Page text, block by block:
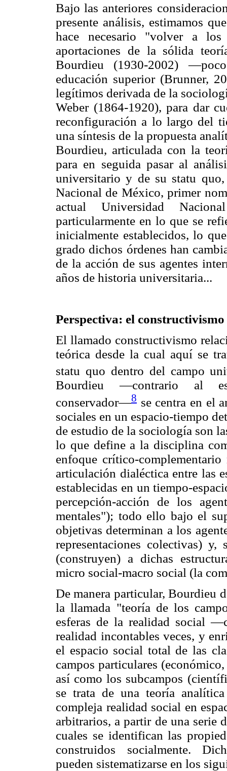
Bajo las anteriores
presente análisis, estimamos
hace necesario "volver a
aportaciones de la sólida
Bourdieu (1930-2002)
educación superior (Brunner,
legítimos derivada de la
Weber (1864-1920), para dar
reconfiguración a lo largo del
una síntesis de la propuesta
Bourdieu, articulada con la
para en seguida pasar al
universitario y de su statu
Nacional de México, primer
actual Universidad
particularmente en lo que se
inicialmente establecidos, lo
grado dichos órdenes han
de la acción de sus agentes
años de historia universitaria...
Perspectiva: el
El llamado constructivismo
teórica desde la cual aquí se
statu quo dentro del campo
Bourdieu —contrario al
conservador—8 se centra en el
sociales en un espacio-tiempo
de estudio de la sociología son
lo que define a la disciplina
enfoque crítico-
articulación dialéctica entre las
establecidas en un tiempo-
percepción-acción de los
mentales"); todo ello bajo el
objetivas determinan a los
representaciones colectivas) y,
(construyen) a dichas
micro social-macro social (la
De manera particular, Bourdieu
la llamada "teoría de los
esferas de la realidad social
realidad incontables veces, y
el espacio social total de las
campos particulares
así como los subcampos
se trata de una teoría
compleja realidad social en
arbitrarios, a partir de una serie
cuales se identifican las
construidos socialmente.
pueden sistematizarse en los